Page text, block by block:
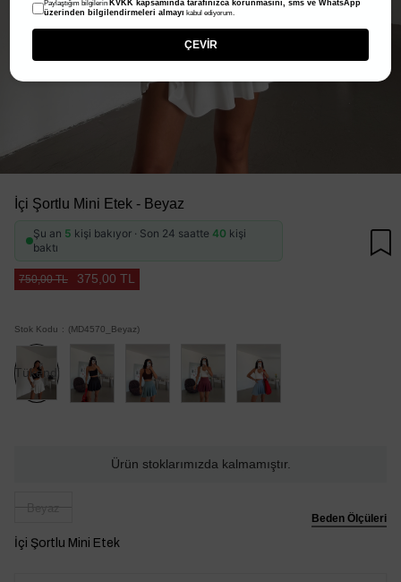
İçi Şortlu Mini Etek - Beyaz
Şu an 5 kişi bakıyor · Son 24 saatte 40 kişi
baktı
750,00 TL 375,00 TL
Stok Kodu (MD4570_Beyaz)
Tükendi
Ürün stoklarımızda kalmamıştır.
Beden Ölçüleri
İçi Şortlu Mini Etek
Paylaştığım bilgilerin KVKK kapsamında tarafınızca korunmasını, sms ve WhatsApp
üzerinden bilgilendirmeleri almayı kabul ediyorum.
ÇEVİR